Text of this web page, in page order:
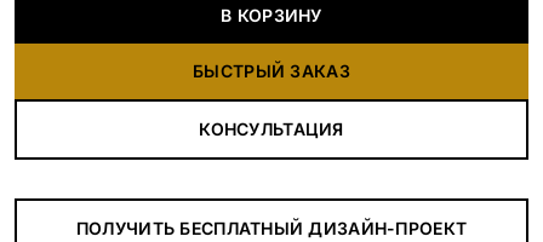
В КОРЗИНУ
БЫСТРЫЙ ЗАКАЗ
КОНСУЛЬТАЦИЯ
ПОЛУЧИТЬ БЕСПЛАТНЫЙ ДИЗАЙН-ПРОЕКТ